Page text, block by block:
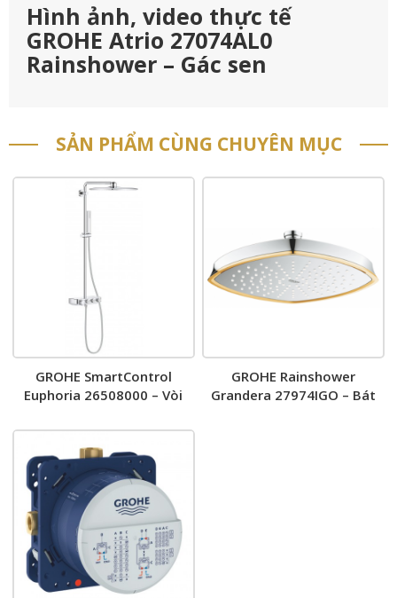
Hình ảnh, video thực tế
GROHE Atrio 27074AL0
Rainshower – Gác sen
SẢN PHẨM CÙNG CHUYÊN MỤC
GROHE SmartControl
Euphoria 26508000 – Vòi
GROHE Rainshower
Grandera 27974IGO – Bát